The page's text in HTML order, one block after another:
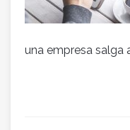
una empresa salga